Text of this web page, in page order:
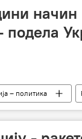
начин
– политика
– вести